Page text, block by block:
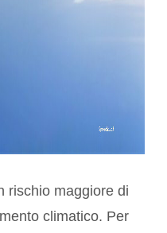
rischio maggiore di
climatico. Per